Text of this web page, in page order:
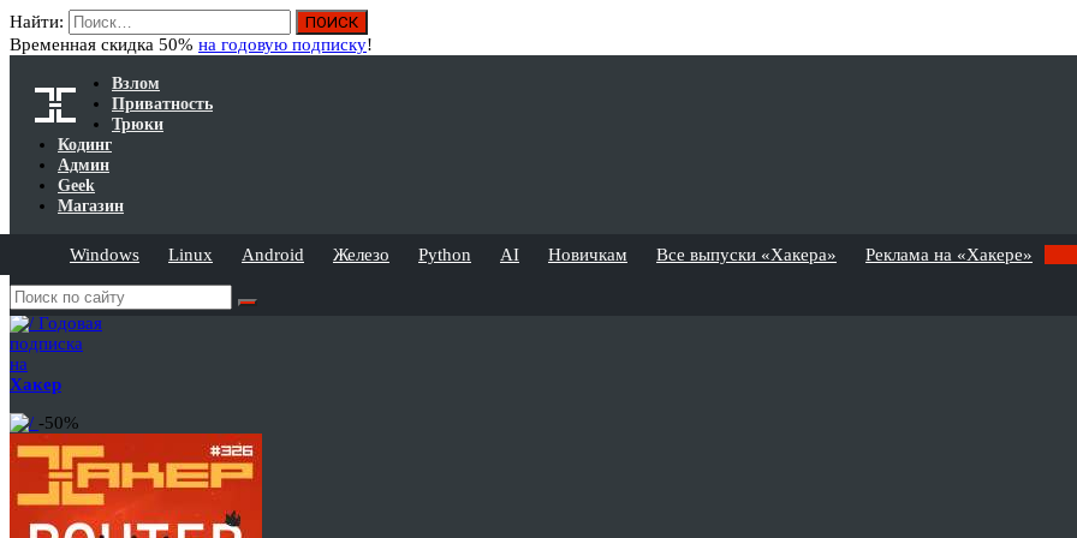
Найти:
Временная скидка 50% на годовую подписку!
Взлом
Приватность
Трюки
Кодинг
Админ
Geek
Магазин
Windows Linux Android Железо Python AI Новичкам Все выпуски «Хакера» Реклама на «Хакере»
Годовая
подписка
на
Хакер
-50%